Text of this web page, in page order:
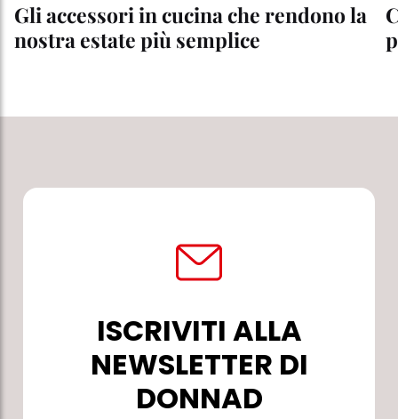
Gli accessori in cucina che rendono la
nostra estate più semplice
ISCRIVITI ALLA
NEWSLETTER DI
DONNAD